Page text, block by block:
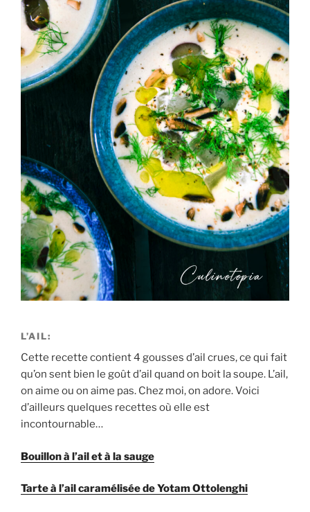
L’AIL:
Cette recette contient 4 gousses d’ail crues, ce qui fait
qu’on sent bien le goût d’ail quand on boit la soupe. L’ail,
on aime ou on aime pas. Chez moi, on adore. Voici
d’ailleurs quelques recettes où elle est
incontournable…
Bouillon à l’ail et à la sauge
Tarte à l’ail caramélisée de Yotam Ottolenghi